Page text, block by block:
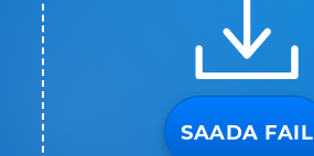
SAADA FAIL